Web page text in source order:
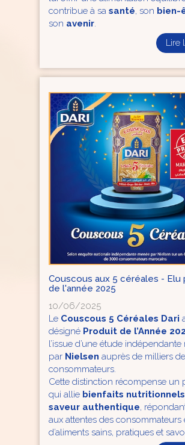
contribue à sa santé, son bien-
son avenir.
Lire
Couscous aux 5 céréales - Elu
de l'année 2025
10/06/2025
Le Couscous 5 Céréales Dari
désigné Produit de l’Année
l’issue d’une étude indépendante
par Nielsen auprès de milliers de
consommateurs.
Cette distinction récompense un
qui allie bienfaits nutritionnels
saveur authentique,
aux attentes des consommateurs
d’aliments sains, pratiques et